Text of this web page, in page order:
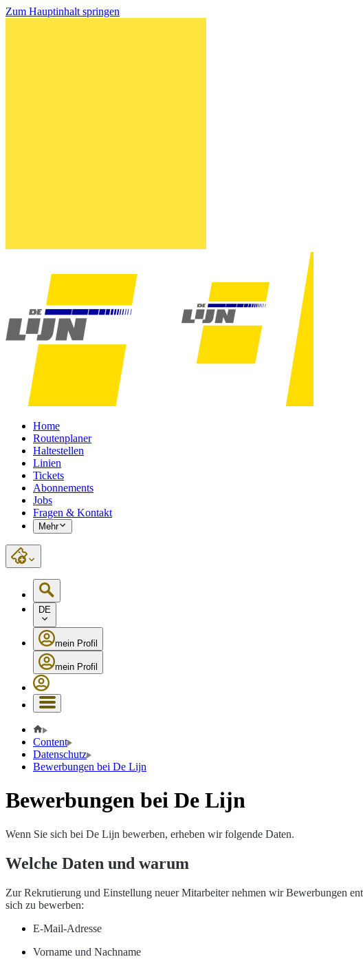
Zum Hauptinhalt springen
Home
Routenplaner
Haltestellen
Linien
Tickets
Abonnements
Jobs
Fragen & Kontakt
Mehr
DE
mein Profil
mein Profil
Content
Datenschutz
Bewerbungen bei De Lijn
Bewerbungen bei De Lijn
Wenn Sie sich bei De Lijn bewerben, erheben wir folgende Daten.
Welche Daten und warum
Zur Rekrutierung und Einstellung neuer Mitarbeiter nehmen wir Bewerbungen
sich zu bewerben:
E-Mail-Adresse
Vorname und Nachname